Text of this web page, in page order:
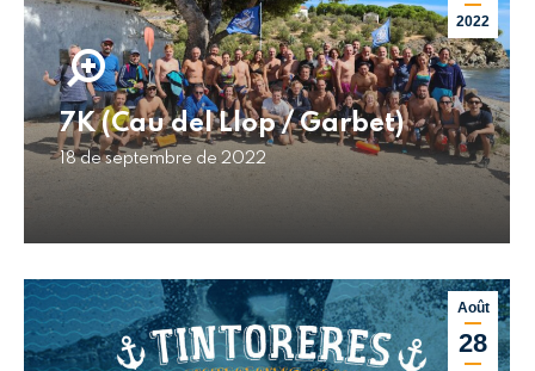
2022
7K (Cau del Llop / Garbet)
18 de septembre de 2022
Août
28